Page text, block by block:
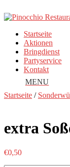
Startseite
Aktionen
Bringdienst
Partyservice
Kontakt
Startseite /
extra
€0,50